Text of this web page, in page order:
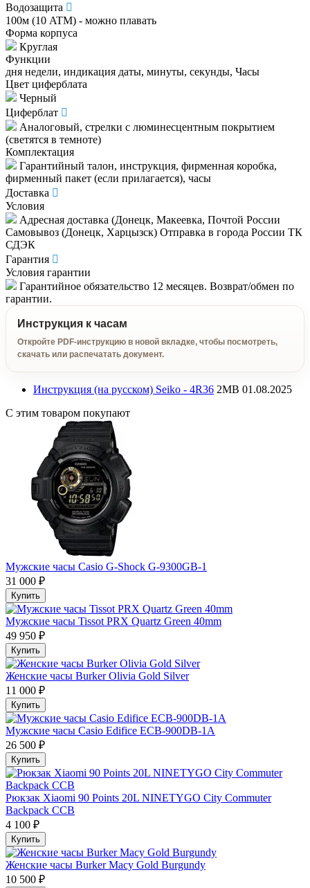
Водозащита
100м (10 ATM) - можно плавать
Форма корпуса
Круглая
Функции
дня недели, индикация даты, минуты, секунды, Часы
Цвет циферблата
Черный
Циферблат
Аналоговый, стрелки с люминесцентным покрытием
(светятся в темноте)
Комплектация
Гарантийный талон, инструкция, фирменная коробка,
фирменный пакет (если прилагается), часы
Доставка
Условия
Адресная доставка (Донецк, Макеевка, Почтой России
Самовывоз (Донецк, Харцызск) Отправка в города России ТК
СДЭК
Гарантия
Условия гарантии
Гарантийное обязательство 12 месяцев. Возврат/обмен по
гарантии.
Инструкция к часам
Откройте PDF-инструкцию в новой вкладке, чтобы посмотреть,
скачать или распечатать документ.
Инструкция (на русском) Seiko - 4R36 2MB 01.08.2025
С этим товаром покупают
Мужские часы Casio G-Shock G-9300GB-1
31 000 ₽
Купить
Мужские часы Tissot PRX Quartz Green 40mm
49 950 ₽
Купить
Женские часы Burker Olivia Gold Silver
11 000 ₽
Купить
Мужские часы Casio Edifice ECB-900DB-1A
26 500 ₽
Купить
Рюкзак Xiaomi 90 Points 20L NINETYGO City Commuter
Backpack CCB
4 100 ₽
Купить
Женские часы Burker Macy Gold Burgundy
10 500 ₽